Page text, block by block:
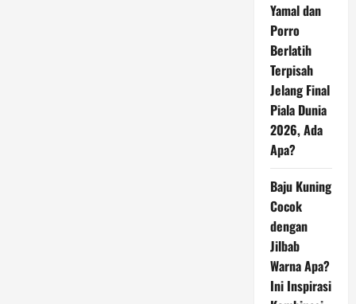
Yamal dan
Porro
Berlatih
Terpisah
Jelang Final
Piala Dunia
2026, Ada
Apa?
Baju Kuning
Cocok
dengan
Jilbab
Warna Apa?
Ini Inspirasi